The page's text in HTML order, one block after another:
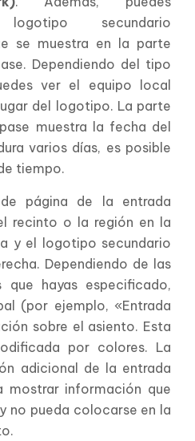
secundario
se muestra en la parte
Dependiendo del tipo
ver el equipo local
del logotipo. La parte
muestra la fecha del
varios días, es posible
tiempo.
página de la entrada
recinto o la región en la
y el logotipo secundario
Dependiendo de las
que hayas especificado,
(por ejemplo, «Entrada
sobre el asiento. Esta
por colores. La
adicional de la entrada
mostrar información que
no pueda colocarse en la